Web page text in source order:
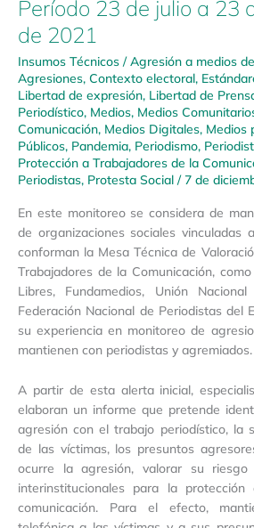
Período 23 de julio a 23
de 2021
Insumos Técnicos /Agresión a medios
Agresiones, Contexto electoral,
Libertad de expresión, Libertad de
Periodístico, Medios, Medios
Comunicación, Medios Digitales, Medios
Públicos, Pandemia, Periodismo,
Protección a Trabajadores de la
Periodistas, Protesta Social /7 de
En este monitoreo se considera de
de organizaciones sociales vinculadas
conforman la Mesa Técnica de
Trabajadores de la Comunicación,
Libres, Fundamedios, Unión
Federación Nacional de Periodistas del
su experiencia en monitoreo de
mantienen con periodistas y agremiados.
A partir de esta alerta inicial,
elaboran un informe que pretende
agresión con el trabajo periodístico, la
de las víctimas, los presuntos
ocurre la agresión, valorar su riesgo
interinstitucionales para la
comunicación. Para el efecto,